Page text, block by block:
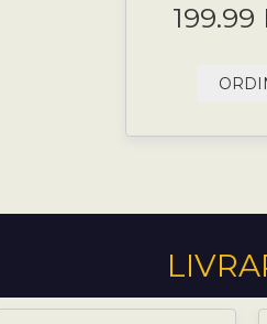
199.99